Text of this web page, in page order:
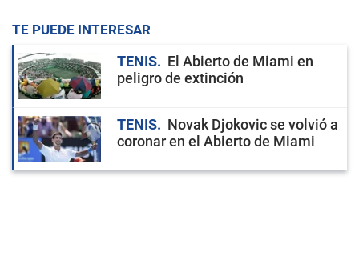
TE PUEDE INTERESAR
TENIS
El Abierto de Miami en
peligro de extinción
TENIS
Novak Djokovic se volvió a
coronar en el Abierto de Miami